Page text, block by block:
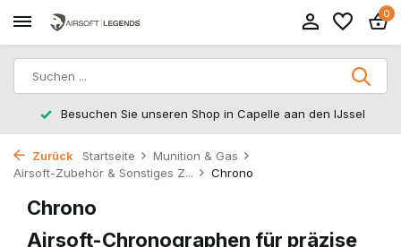
0
Besuchen Sie unseren Shop in Capelle aan den IJssel
Zurück Startseite
Munition & Gas
Airsoft-Zubehör & Sonstiges Z...
Chrono
Chrono
Airsoft-Chronographen für präzise